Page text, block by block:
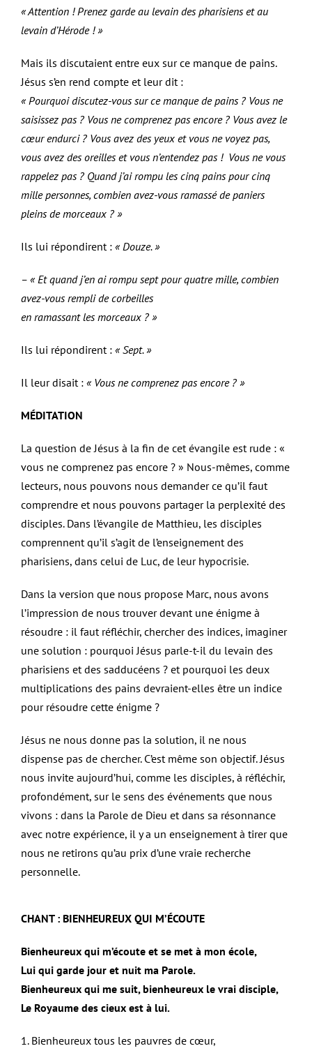
« Attention ! Prenez garde au levain des pharisiens et au
levain d’Hérode ! »
Mais ils discutaient entre eux sur ce manque de pains.
Jésus s’en rend compte et leur dit :
« Pourquoi discutez-vous sur ce manque de pains ? Vous ne
saisissez pas ? Vous ne comprenez pas encore ? Vous avez le
cœur endurci ? Vous avez des yeux et vous ne voyez pas,
vous avez des oreilles et vous n’entendez pas ! Vous ne vous
rappelez pas ? Quand j’ai rompu les cinq pains pour cinq
mille personnes, combien avez-vous ramassé de paniers
pleins de morceaux ? »
Ils lui répondirent : « Douze. »
– « Et quand j’en ai rompu sept pour quatre mille, combien
avez-vous rempli de corbeilles
en ramassant les morceaux ? »
Ils lui répondirent : « Sept. »
Il leur disait : « Vous ne comprenez pas encore ? »
MÉDITATION
La question de Jésus à la fin de cet évangile est rude : «
vous ne comprenez pas encore ? » Nous-mêmes, comme
lecteurs, nous pouvons nous demander ce qu’il faut
comprendre et nous pouvons partager la perplexité des
disciples. Dans l’évangile de Matthieu, les disciples
comprennent qu’il s’agit de l’enseignement des
pharisiens, dans celui de Luc, de leur hypocrisie.
Dans la version que nous propose Marc, nous avons
l’impression de nous trouver devant une énigme à
résoudre : il faut réfléchir, chercher des indices, imaginer
une solution : pourquoi Jésus parle-t-il du levain des
pharisiens et des sadducéens ? et pourquoi les deux
multiplications des pains devraient-elles être un indice
pour résoudre cette énigme ?
Jésus ne nous donne pas la solution, il ne nous
dispense pas de chercher. C’est même son objectif. Jésus
nous invite aujourd’hui, comme les disciples, à réfléchir,
profondément, sur le sens des événements que nous
vivons : dans la Parole de Dieu et dans sa résonnance
avec notre expérience, il y a un enseignement à tirer que
nous ne retirons qu’au prix d’une vraie recherche
personnelle.
CHANT : BIENHEUREUX QUI M’ÉCOUTE
Bienheureux qui m’écoute et se met à mon école,
Lui qui garde jour et nuit ma Parole.
Bienheureux qui me suit, bienheureux le vrai disciple,
Le Royaume des cieux est à lui.
1. Bienheureux tous les pauvres de cœur,